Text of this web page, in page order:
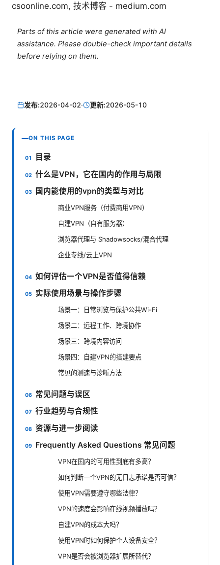
csoonline.com, 技术博客 - medium.com
Parts of this article were generated with AI
assistance. Please double-check important details
before relying on them.
发布:2026-04-02· 更新:2026-05-10
ON THIS PAGE
目录
什么是VPN，它在国内的作用与局限
国内能使用的vpn的类型与对比
商业VPN服务（付费商用VPN）
自建VPN（自有服务器）
浏览器代理与 Shadowsocks/混合代理
企业专线/云上VPN
如何评估一个VPN是否值得信赖
实际使用场景与操作步骤
场景一：日常浏览与保护公共Wi-Fi
场景二：远程工作、跨境协作
场景三：跨境内容访问
场景四：自建VPN的搭建要点
常见的测速与诊断方法
常见问题与误区
行业趋势与合规性
资源与进一步阅读
Frequently Asked Questions 常见问题
VPN在国内的可用性到底有多高？
如何判断一个VPN的无日志承诺是否可信？
使用VPN需要遵守哪些法律？
VPN的速度会影响在线视频播放吗？
自建VPN的成本大吗？
使用VPN时如何保护个人设备安全？
VPN是否会被浏览器扩展所替代？